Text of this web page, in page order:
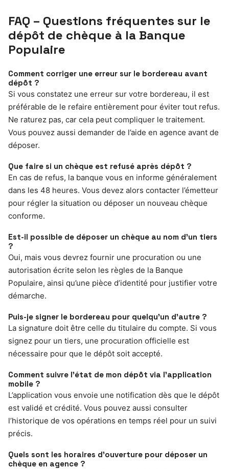
FAQ – Questions fréquentes sur le
dépôt de chèque à la Banque
Populaire
Comment corriger une erreur sur le bordereau avant
dépôt ?
Si vous constatez une erreur sur votre bordereau, il est
préférable de le refaire entièrement pour éviter tout refus.
Ne raturez pas, car cela peut compliquer le traitement.
Vous pouvez aussi demander de l’aide en agence avant de
déposer.
Que faire si un chèque est refusé après dépôt ?
En cas de refus, la banque vous en informe généralement
dans les 48 heures. Vous devez alors contacter l’émetteur
pour régler la situation ou déposer un nouveau chèque
conforme.
Est-il possible de déposer un chèque au nom d’un tiers
?
Oui, mais vous devrez fournir une procuration ou une
autorisation écrite selon les règles de la Banque
Populaire, ainsi qu’une pièce d’identité pour justifier votre
démarche.
Puis-je signer le bordereau pour quelqu’un d’autre ?
La signature doit être celle du titulaire du compte. Si vous
signez pour un tiers, une procuration officielle est
nécessaire pour que le dépôt soit accepté.
Comment suivre l’état de mon dépôt via l’application
mobile ?
L’application vous envoie une notification dès que le dépôt
est validé et crédité. Vous pouvez aussi consulter
l’historique de vos opérations en temps réel pour un suivi
précis.
Quels sont les horaires d’ouverture pour déposer un
chèque en agence ?